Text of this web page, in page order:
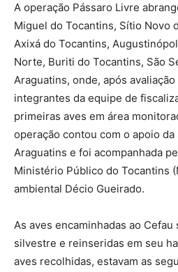
A operação Pássaro Livre
Miguel do Tocantins, Sítio Novo
Axixá do Tocantins,
Norte, Buriti do Tocantins, São
Araguatins, onde, após
integrantes da equipe de
primeiras aves em área
operação contou com o apoio
Araguatins e foi acompanhada
Ministério Público do Tocantins
ambiental Décio Gueirado.
As aves encaminhadas ao
silvestre e reinseridas em seu
aves recolhidas, estavam as